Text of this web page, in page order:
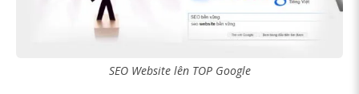
SEO Website lên TOP Google